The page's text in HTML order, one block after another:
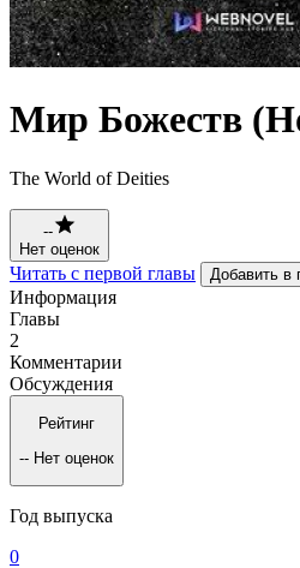
Мир Божеств
The World of Deities
--
Нет оценок
Читать с первой главы Добавить в
Информация
Главы
2
Комментарии
Обсуждения
Рейтинг
-- Нет оценок
Год выпуска
0